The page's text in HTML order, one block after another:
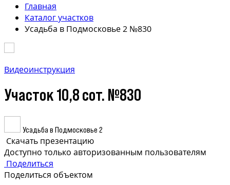
Главная
Каталог участков
Усадьба в Подмосковье 2 №830
Видеоинструкция
Участок 10,8 сот. №830
Усадьба в Подмосковье 2
Скачать презентацию
Доступно только авторизованным пользователям
Поделиться
Поделиться объектом